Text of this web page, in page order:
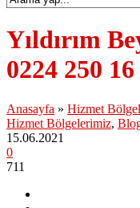
Yıldırım
0224 250
Anasayfa » Hizmet
Hizmet Bölgelerimiz,
15.06.2021
0
711